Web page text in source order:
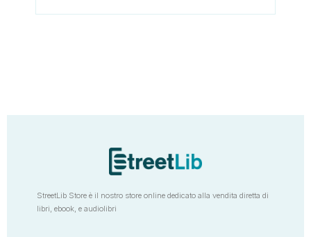
StreetLib Store è il nostro store online dedicato alla vendita diretta di
libri, ebook, e audiolibri